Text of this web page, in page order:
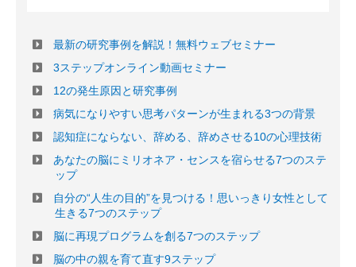
最新の研究事例を解説！無料ウェブセミナー
3ステップオンライン動画セミナー
12の発生原因と研究事例
病気になりやすい思考パターンが生まれる3つの背景
認知症にならない、辞める、辞めさせる10の心理技術
あなたの脳にミリオネア・センスを宿らせる7つのステ
ップ
自分の“人生の目的”を見つける！思いっきり女性として
生きる7つのステップ
脳に再現プログラムを創る7つのステップ
脳の中の親を育て直す9ステップ